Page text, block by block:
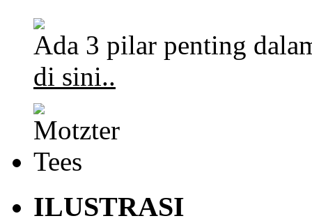
Ada 3 pilar penting
di sini..
ILUSTRASI